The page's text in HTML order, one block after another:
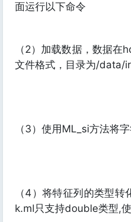
面运行以下命令
（2）加载数据，数据
文件格式，目录为/data/
（3）使用ML_si方法
（4）将特征列的类型
k.ml只支持double类型,